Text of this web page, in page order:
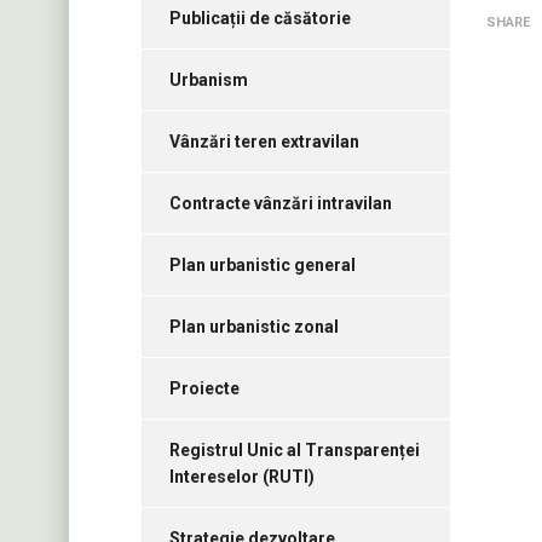
SHARE
Publicații de căsătorie
Urbanism
Vânzări teren extravilan
Contracte vânzări intravilan
Plan urbanistic general
Plan urbanistic zonal
Proiecte
Registrul Unic al Transparenței
Intereselor (RUTI)